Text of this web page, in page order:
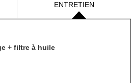
ENTRETIEN
+ filtre à huile